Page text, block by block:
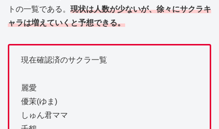
トの一覧である。 現状は人数が少ないが、徐々にサクラキ
ャラは増えていくと予想できる。
現在確認済のサクラ一覧
麗愛
優茉(ゆま)
しゅん君ママ